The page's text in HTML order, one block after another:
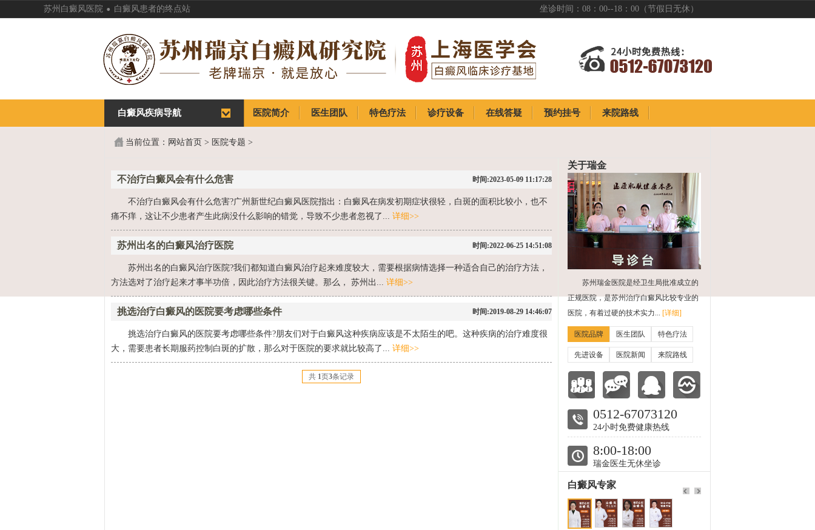
苏州白癜风医院 . 白癜风患者的终点站 坐诊时间：08：00--18：00（节假日无休）
首页
医院简介 医生团队 特色疗法 诊疗设备 在线答疑 预约挂号 来院路线
白癜风疾病导航
当前位置： 网站首页 > 医院专题 >
不治疗白癜风会有什么危害 时间:2023-05-09 11:17:28
不治疗白癜风会有什么危害?广州新世纪白癜风医院指出：白癜风在病发初期症状很轻，白斑的面积比较小，也不
痛不痒，这让不少患者产生此病没什么影响的错觉，导致不少患者忽视了... 详细>>
苏州出名的白癜风治疗医院 时间:2022-06-25 14:51:08
苏州出名的白癜风治疗医院?我们都知道白癜风治疗起来难度较大，需要根据病情选择一种适合自己的治疗方法，
方法选对了治疗起来才事半功倍，因此治疗方法很关键。那么， 苏州出... 详细>>
挑选治疗白癜风的医院要考虑哪些条件 时间:2019-08-29 14:46:07
挑选治疗白癜风的医院要考虑哪些条件?朋友们对于白癜风这种疾病应该是不太陌生的吧。这种疾病的治疗难度很
大，需要患者长期服药控制白斑的扩散，那么对于医院的要求就比较高了... 详细>>
共 1页3条记录
关于瑞金
苏州瑞金医院是经卫生局批准成立的
正规医院，是苏州治疗白癜风比较专业的
医院，有着过硬的技术实力... [详细]
医院品牌 医生团队 特色疗法
先进设备 医院新闻 来院路线
0512-67073120
24小时免费健康热线
8:00-18:00
瑞金医生无休坐诊
白癜风专家